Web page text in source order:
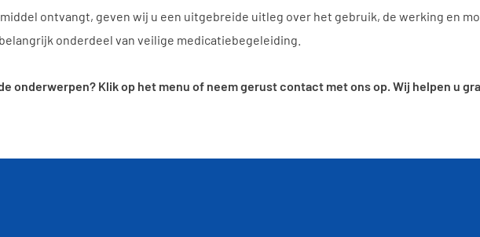
ontvangt, geven wij u een uitgebreide uitleg over het gebruik, de werking en
onderdeel van veilige medicatiebegeleiding.
onderwerpen? Klik op het menu of neem gerust contact met ons op. Wij helpen u